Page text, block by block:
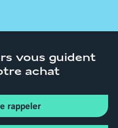
vous guident
achat
rappeler